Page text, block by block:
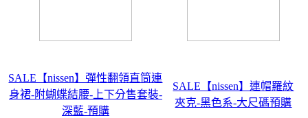
SALE【nissen】彈性翻領直筒連
身裙-附蝴蝶結腰-上下分售套裝-
深藍-預購
SALE【nissen】連帽羅紋
夾克-黑色系-大尺碼預購